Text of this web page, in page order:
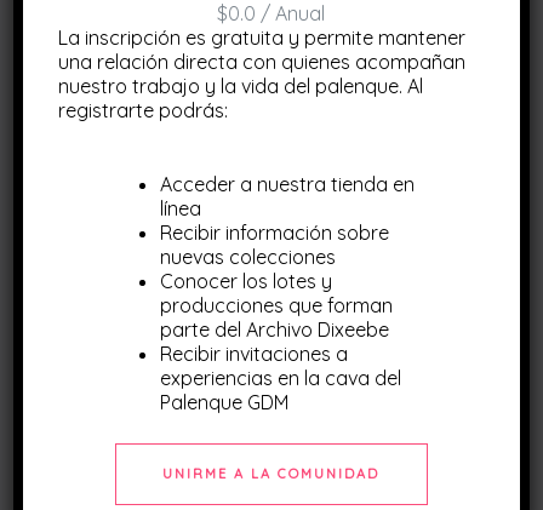
cantidad
Información adicional
Valoraciones (0)
Maestro Palenquero : Don Valentín Cortés
Pueblo de producción
Matatlán, Oaxaca.
Palenque / Destilería: Guardianes del
: Destilado de agave
Presentación: 375ml
: DVCTO0124
Especificaciones Técnicas
Maguey: Tobalá
$0.0 / Anual
La inscripción es gratuita y permite mantener
una relación directa con quienes acompañan
nuestro trabajo y la vida del palenque. Al
registrarte podrás:
Acceder a nuestra tienda en
línea
Recibir información sobre
nuevas colecciones
Conocer los lotes y
producciones que forman
parte del Archivo Dixeebe
Recibir invitaciones a
experiencias en la cava del
Palenque GDM
UNIRME A LA COMUNIDAD